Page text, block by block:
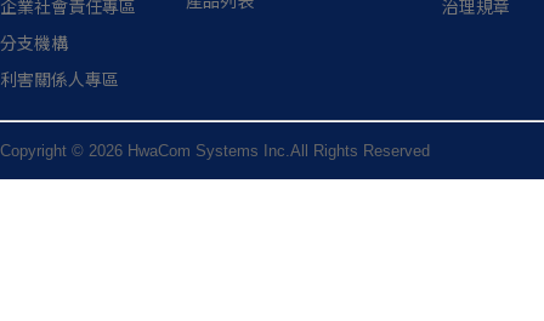
企業社會責任專區
分支機構
利害關係人專區
治理規章
Copyright © 2026 HwaCom Systems Inc.All Rights Reserved